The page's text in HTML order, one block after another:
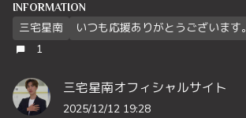
INFORMATION
三宅星南 いつも応援ありがとうございます。
1
三宅星南オフィシャルサイト
2025/12/12 19:28